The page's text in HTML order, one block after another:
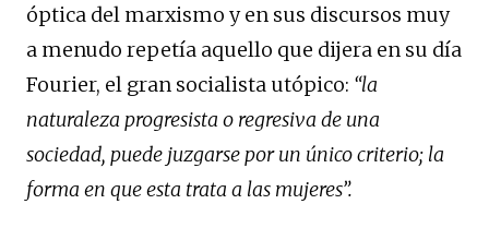
óptica del marxismo y en sus discursos muy
a menudo repetía aquello que dijera en su día
Fourier, el gran socialista utópico: “la
naturaleza progresista o regresiva de una
sociedad, puede juzgarse por un único criterio; la
forma en que esta trata a las mujeres”.